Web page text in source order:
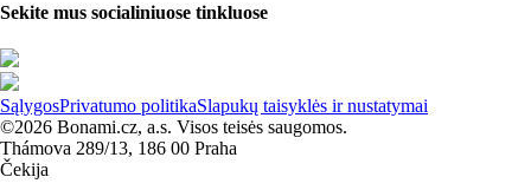
Sekite mus socialiniuose tinkluose
SąlygosPrivatumo politikaSlapukų taisyklės ir nustatymai
©2026 Bonami.cz, a.s. Visos teisės saugomos.
Thámova 289/13, 186 00 Praha
Čekija